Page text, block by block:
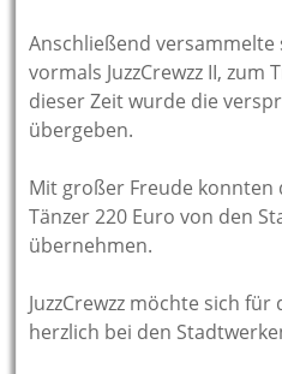
Anschließend versammelte
vormals JuzzCrewzz II,
dieser Zeit wurde die
übergeben.
Mit großer Freude konnten
Tänzer 220 Euro von den
übernehmen.
JuzzCrewzz möchte sich für
herzlich bei den